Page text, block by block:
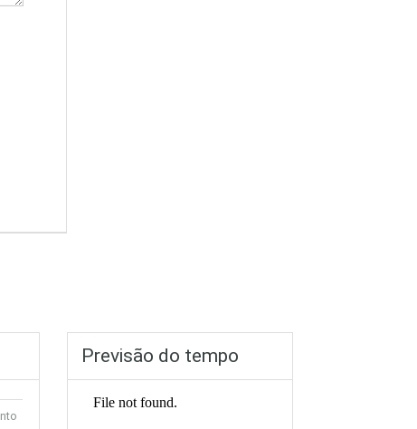
Previsão do tempo